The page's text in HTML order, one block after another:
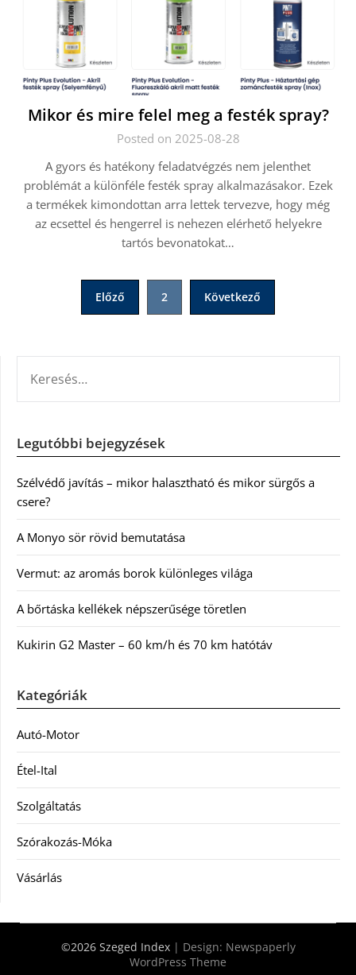
Mikor és mire felel meg a festék spray?
Posted on 2025-08-28
A gyors és hatékony feladatvégzés nem jelenthet
problémát a különféle festék spray alkalmazásakor. Ezek
a termékek kimondottan arra lettek tervezve, hogy még
az ecsettel és hengerrel is nehezen elérhető helyekre
tartós bevonatokat…
BejegyzésekElőző 2 Következő
Legutóbbi bejegyzések
Szélvédő javítás – mikor halasztható és mikor sürgős a
csere?
A Monyo sör rövid bemutatása
Vermut: az aromás borok különleges világa
A bőrtáska kellékek népszerűsége töretlen
Kukirin G2 Master – 60 km/h és 70 km hatótáv
Kategóriák
Autó-Motor
Étel-Ital
Szolgáltatás
Szórakozás-Móka
Vásárlás
©2026 Szeged Index | Design: Newspaperly
WordPress Theme